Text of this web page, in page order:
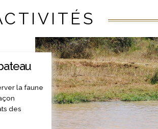
la faune
des